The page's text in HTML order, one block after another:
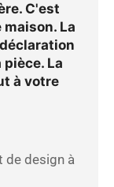
C'est
La
La
à votre
de design à